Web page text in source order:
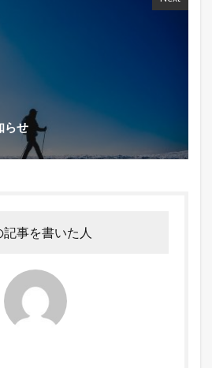
らせ
記事を書いた人